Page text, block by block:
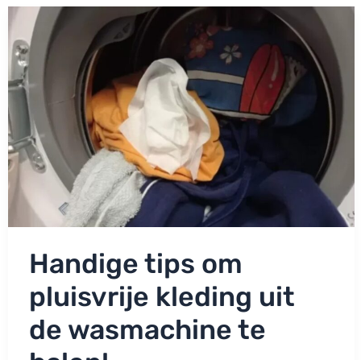
aan
merkkleding
voor
haar
10-
jarige
zoon.
Handige tips om
pluisvrije kleding uit
de wasmachine te